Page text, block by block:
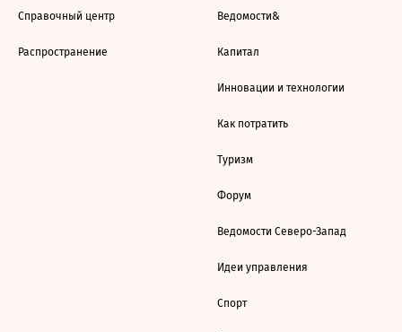
Справочный центр
Распространение
Ведомости&
Капитал
Инновации и технологии
Как потратить
Туризм
Форум
Ведомости Северо-Запад
Идеи управления
Спорт